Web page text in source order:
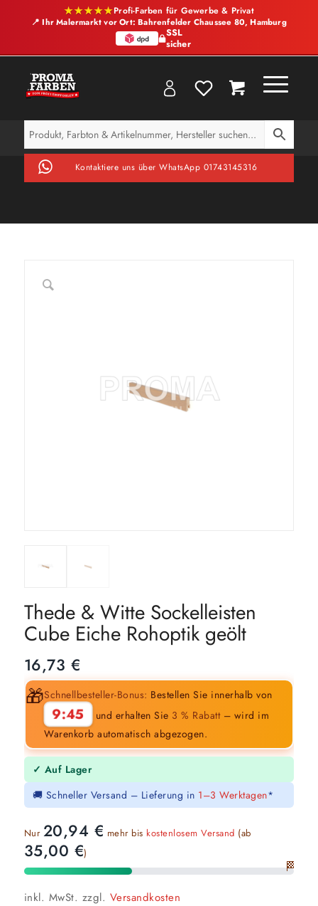
★★★★★Profi-Farben für Gewerbe & Privat
📍 Ihr Malermarkt vor Ort: Bahrenfelder Chaussee 80, Hamburg
SSL
sicher
Kontaktiere uns über WhatsApp 01743145316
Thede & Witte Sockelleisten
Cube Eiche Rohoptik geölt
16,73 €
🎁Schnellbesteller-Bonus: Bestellen Sie innerhalb von
9:44 und erhalten Sie 3 % Rabatt– wird im
Warenkorb automatisch abgezogen.
✓ Auf Lager
🚚 Schneller Versand – Lieferung in 1–3 Werktagen*
Nur 20,94 € mehr bis kostenlosem Versand (ab
35,00 €)
🏁
inkl. MwSt. zzgl. Versandkosten